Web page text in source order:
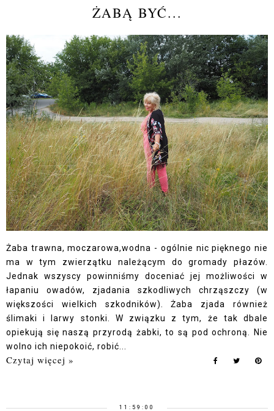
ŻABĄ BYĆ...
Żaba trawna, moczarowa,wodna - ogólnie nic pięknego nie
ma w tym zwierzątku należącym do gromady płazów.
Jednak wszyscy powinniśmy doceniać jej możliwości w
łapaniu owadów, zjadania szkodliwych chrząszczy (w
większości wielkich szkodników). Żaba zjada również
ślimaki i larwy stonki. W związku z tym, że tak dbale
opiekują się naszą przyrodą żabki, to są pod ochroną. Nie
wolno ich niepokoić, robić...
Czytaj więcej »
11:59:00